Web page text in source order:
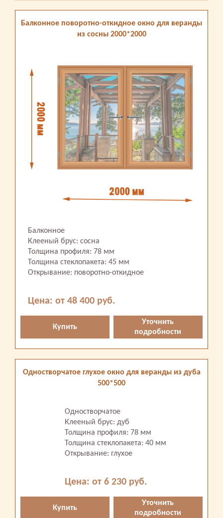
Балконное поворотно-откидное окно для веранды
из сосны 2000*2000
Балконное
Клееный брус: сосна
Толщина профиля: 78 мм
Толщина стеклопакета: 45 мм
Открывание: поворотно-откидное
Цена: от 48 400 руб.
Купить
Уточнить
подробности
Одностворчатое глухое окно для веранды из дуба
500*500
Одностворчатое
Клееный брус: дуб
Толщина профиля: 78 мм
Толщина стеклопакета: 40 мм
Открывание: глухое
Цена: от 6 230 руб.
Купить
Уточнить
подробности